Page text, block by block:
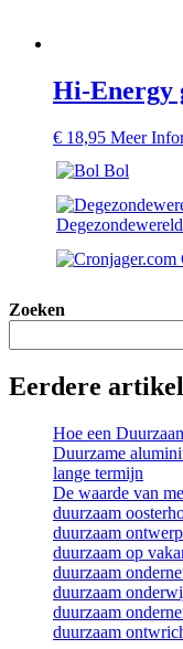
Hi-Energy
€ 18,95 Meer
Bol
Zoeken
Eerdere
Hoe een
Duurzame
lange termijn
De waarde van
duurzaam
duurzaam
duurzaam op
duurzaam
duurzaam
duurzaam
duurzaam